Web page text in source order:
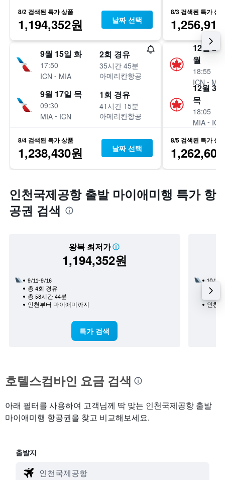
8/2 검색된 특가 상품
1,194,352원 날짜 선택
9월 15일 화
17:50
ICN - MIA
2회 경유
35시간 45분
아메리칸항공
9월 17일 목
09:30
MIA - ICN
1회 경유
41시간 15분
아메리칸항공
8/4 검색된 특가 상품
1,238,430원 날짜 선택
8/3 검색된 특가 상
12월 21
월
18:55
ICN - MIA
12월 31
목
18:05
MIA - ICN
8/5 검색된 특가 상
인천국제공항 출발 마이애미행 특가 항
공권 검색
왕복 최저가
1,194,352원
9/11-9/16
​총 4회 경유
총 58시간 44분
인천​부터 마이애미​까지
특가 검색
10/13
총 2
총 34
인천​
호텔스컴바인 요금 검색
아래 필터를 사용하여 고객님께 딱 맞는 인천국제공항 출발
마이애미행 항공권을 찾고 비교해보세요.
출발지